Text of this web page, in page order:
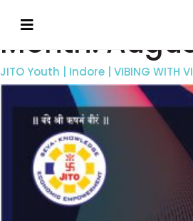
Month:
JITO Youth | Indore | VIBING WITH